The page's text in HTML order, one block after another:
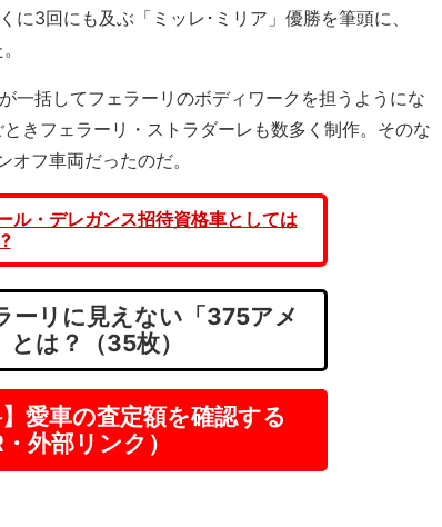
3回にも及ぶ「ミッレ･ミリア」優勝を筆頭に、
一括してフェラーリのボディワークを担うようにな
きフェラーリ・ストラダーレも数多く制作。そのな
フ車両だったのだ。
ル・デレガンス招待資格車としては
ーリに見えない「375アメ
とは？（35枚）
】愛車の査定額を確認する
・外部リンク）